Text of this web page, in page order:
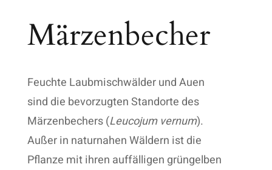
Märzenbecher
Feuchte Laubmischwälder und Auen
sind die bevorzugten Standorte des
Märzenbechers (Leucojum vernum).
Außer in naturnahen Wäldern ist die
Pflanze mit ihren auffälligen grüngelben